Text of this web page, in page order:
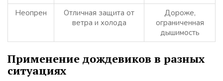
Неопрен
Отличная защита от
ветра и холода
Дороже,
ограниченная
дышимость
Применение дождевиков в разных
ситуациях